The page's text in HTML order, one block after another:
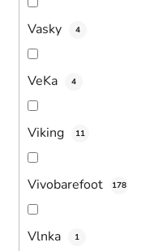
Vasky 4
VeKa 4
Viking 11
Vivobarefoot 178
Vlnka 1